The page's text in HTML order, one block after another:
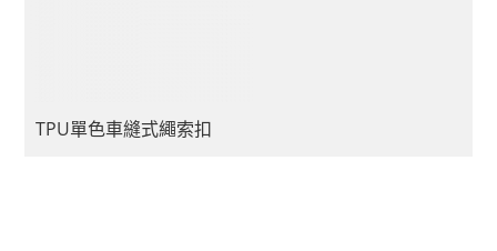
TPU單色車縫式繩索扣